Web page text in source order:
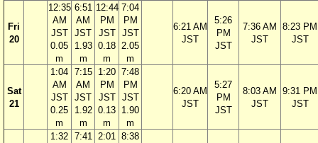
Fri
20
12:35
AM
JST
0.05
m
6:51
AM
JST
1.93
m
12:44
PM
JST
0.18
m
7:04
PM
JST
2.05
m
6:21 AM
JST
5:26
PM
JST
7:36 AM
JST
8:23 PM
JST
Sat
21
1:04
AM
JST
0.25
m
7:15
AM
JST
1.92
m
1:20
PM
JST
0.13
m
7:48
PM
JST
1.90
m
6:20 AM
JST
5:27
PM
JST
8:03 AM
JST
9:31 PM
JST
1:32 7:41
2:01
8:38